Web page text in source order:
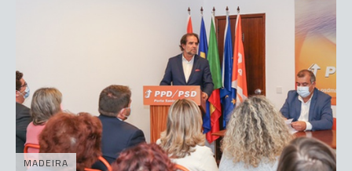
MADEIRA